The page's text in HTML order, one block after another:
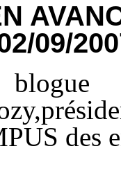
09/
des